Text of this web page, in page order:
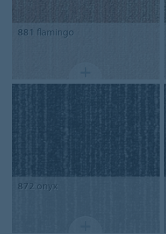
881 flamingo
872 onyx